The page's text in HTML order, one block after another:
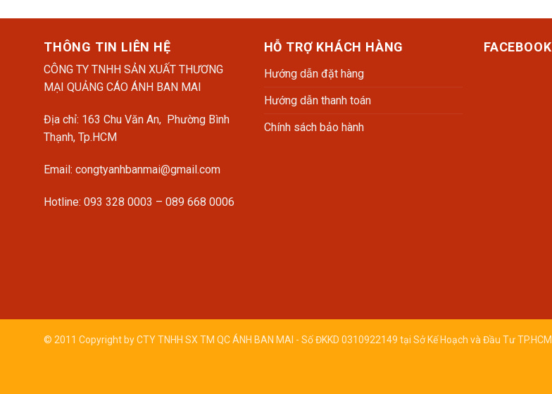
THÔNG TIN LIÊN HỆ
CÔNG TY TNHH SẢN XUẤT THƯƠNG
MẠI QUẢNG CÁO ÁNH BAN MAI
Địa chỉ: 163 Chu Văn An, Phường Bình
Thạnh, Tp.HCM
Email: congtyanhbanmai@gmail.com
Hotline: 093 328 0003 – 089 668 0006
HỖ TRỢ KHÁCH HÀNG
Hướng dẫn đặt hàng
Hướng dẫn thanh toán
Chính sách bảo hành
FACEBOOK
© 2011 Copyright by CTY TNHH SX TM QC ÁNH BAN MAI - Số ĐKKD 0310922149 tại Sở Kế Hoạch và Đầu Tư TP.HCM